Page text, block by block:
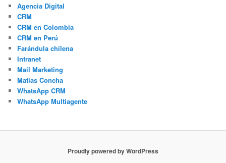
Agencia Digital
CRM
CRM en Colombia
CRM en Perú
Farándula chilena
Intranet
Mail Marketing
Matias Concha
WhatsApp CRM
WhatsApp Multiagente
Proudly powered by WordPress